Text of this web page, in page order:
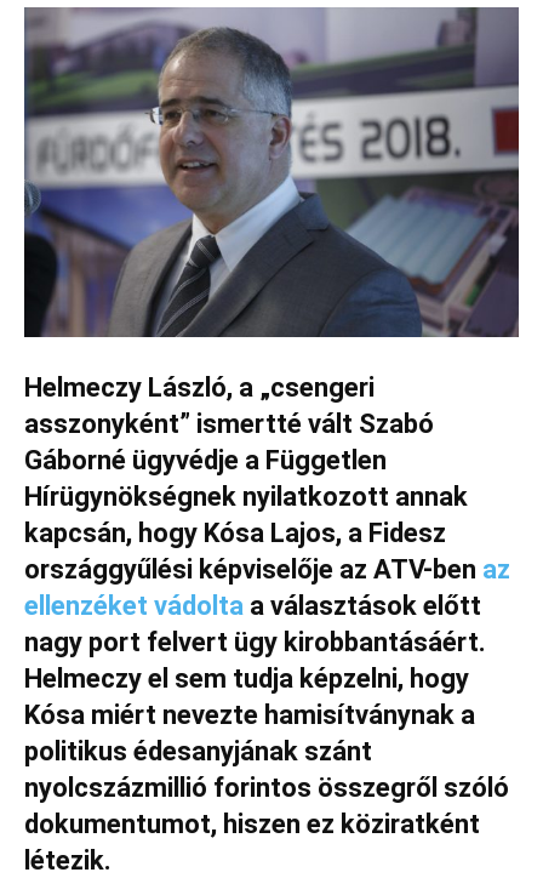
Helmeczy László, a „csengeri
asszonyként” ismertté vált Szabó
Gáborné ügyvédje a Független
Hírügynökségnek nyilatkozott annak
kapcsán, hogy Kósa Lajos, a Fidesz
országgyűlési képviselője az ATV-ben az
ellenzéket vádolta a választások előtt
nagy port felvert ügy kirobbantásáért.
Helmeczy el sem tudja képzelni, hogy
Kósa miért nevezte hamisítványnak a
politikus édesanyjának szánt
nyolcszázmillió forintos összegről szóló
dokumentumot, hiszen ez köziratként
létezik.